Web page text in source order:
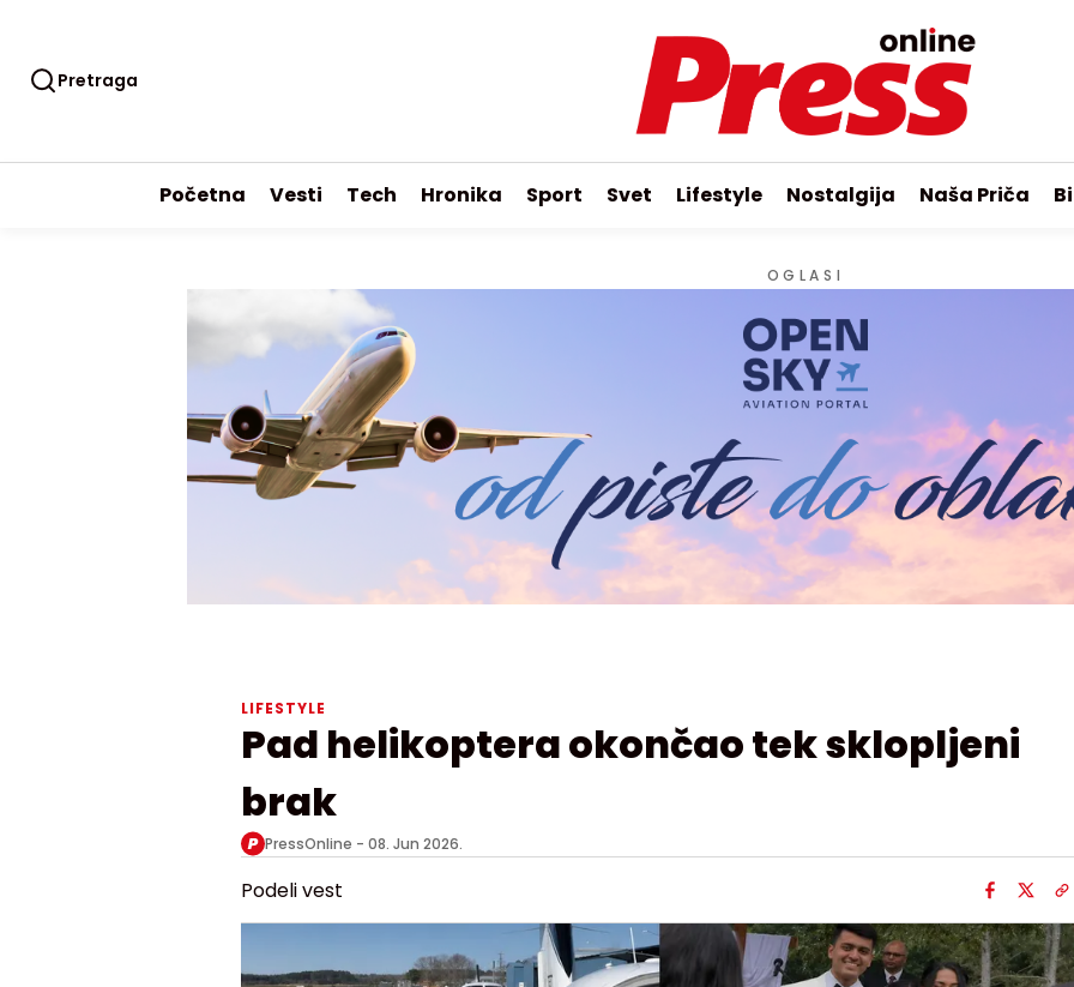
Pretraga
Početna Vesti Tech Hronika Sport Svet Lifestyle Nostalgija Naša Priča
OGLASI
LIFESTYLE
Pad helikoptera okončao tek sklopljeni
brak
PressOnline - 08. Jun 2026.
Podeli vest